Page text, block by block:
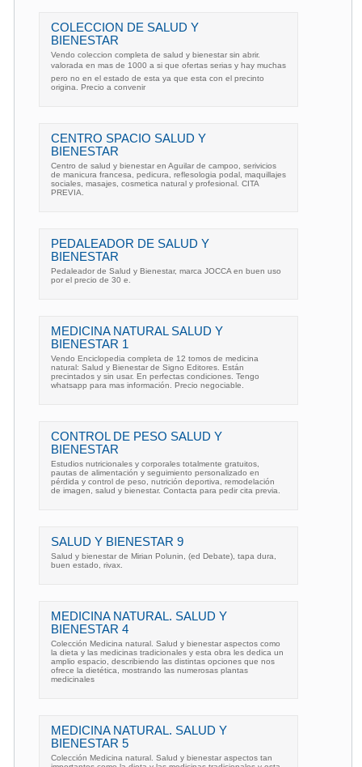
COLECCION DE SALUD Y
BIENESTAR
Vendo coleccion completa de salud y bienestar sin abrir.
valorada en mas de 1000 a si que ofertas serias y hay muchas
pero no en el estado de esta ya que esta con el precinto
origina. Precio a convenir
CENTRO SPACIO SALUD Y
BIENESTAR
Centro de salud y bienestar en Aguilar de campoo, serivicios
de manicura francesa, pedicura, reflesologia podal, maquillajes
sociales, masajes, cosmetica natural y profesional. CITA
PREVIA.
PEDALEADOR DE SALUD Y
BIENESTAR
Pedaleador de Salud y Bienestar, marca JOCCA en buen uso
por el precio de 30 e.
MEDICINA NATURAL SALUD Y
BIENESTAR 1
Vendo Enciclopedia completa de 12 tomos de medicina
natural: Salud y Bienestar de Signo Editores. Están
precintados y sin usar. En perfectas condiciones. Tengo
whatsapp para mas información. Precio negociable.
CONTROL DE PESO SALUD Y
BIENESTAR
Estudios nutricionales y corporales totalmente gratuitos,
pautas de alimentación y seguimiento personalizado en
pérdida y control de peso, nutrición deportiva, remodelación
de imagen, salud y bienestar. Contacta para pedir cita previa.
SALUD Y BIENESTAR 9
Salud y bienestar de Mirian Polunin, (ed Debate), tapa dura,
buen estado, rivax.
MEDICINA NATURAL. SALUD Y
BIENESTAR 4
Colección Medicina natural. Salud y bienestar aspectos como
la dieta y las medicinas tradicionales y esta obra les dedica un
amplio espacio, describiendo las distintas opciones que nos
ofrece la dietética, mostrando las numerosas plantas
medicinales
MEDICINA NATURAL. SALUD Y
BIENESTAR 5
Colección Medicina natural. Salud y bienestar aspectos tan